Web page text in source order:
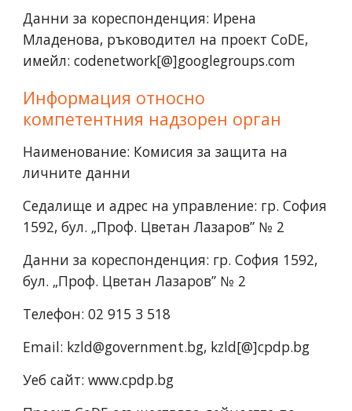
Данни за кореспонденция: Ирена
Младенова, ръководител на проект CoDE,
имейл: codenetwork[@]googlegroups.com
Информация относно
компетентния надзорен орган
Наименование: Комисия за защита на
личните данни
Седалище и адрес на управление: гр. София
1592, бул. „Проф. Цветан Лазаров” № 2
Данни за кореспонденция: гр. София 1592,
бул. „Проф. Цветан Лазаров” № 2
Телефон: 02 915 3 518
Email: kzld@government.bg, kzld[@]cpdp.bg
Уеб сайт: www.cpdp.bg